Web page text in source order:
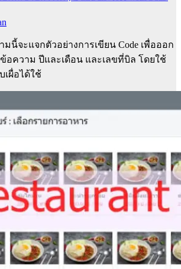
นี้จะแจกตัวอย่างการเขียน Code เพื่อออก
อความ ปีและเดือน และเลขที่บิล โดยใช้
เผื่อได้ใช้